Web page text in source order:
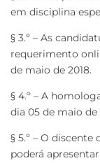
em disciplina
§ 3.º – As
requerimento
de maio de 2018.
§ 4.º – A
dia 05 de maio de
§ 5.º – O
poderá